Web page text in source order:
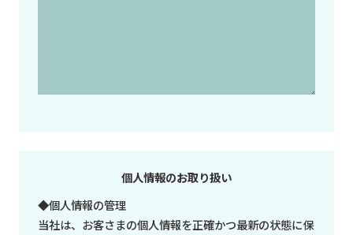
個人情報のお取り扱い
◆個人情報の管理
当社は、お客さまの個人情報を正確かつ最新の状態に保